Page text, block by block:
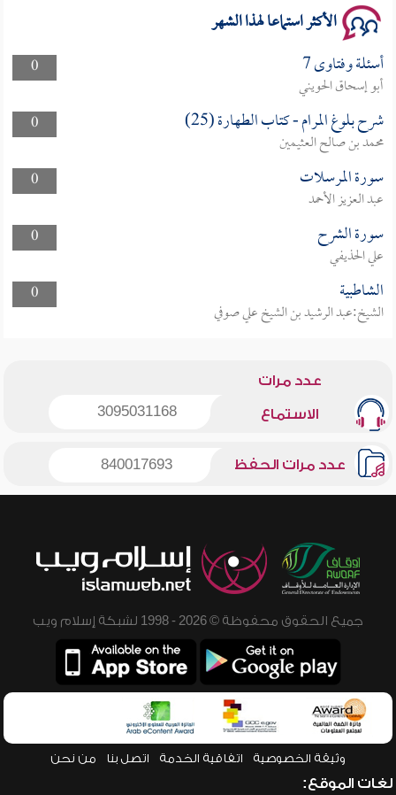
الأكثر استماعا لهذا الشهر
0 أسئلة وفتاوى 7
أبو إسحاق الحويني
0
شرح بلوغ المرام - كتاب الطهارة (25)
محمد بن صالح العثيمين
0
سورة المرسلات
عبد العزيز الأحمد
0
سورة الشرح
علي الحذيفي
0
الشاطبية
الشيخ:عبد الرشيد بن الشيخ علي صوفي
عدد مرات
الاستماع 3095031168
عدد مرات الحفظ 840017693
جميع الحقوق محفوظة © 2026 - 1998 لشبكة إسلام ويب
وثيقة الخصوصية اتفاقية الخدمة اتصل بنا من نحن
لغات الموقع: